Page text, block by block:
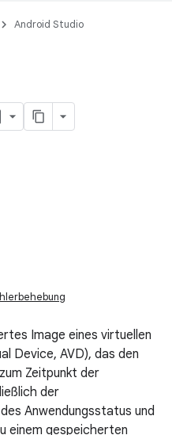
Android Studio
Image eines virtuellen
Device, AVD), das den
Zeitpunkt der
der
Anwendungsstatus und
einem gespeicherten